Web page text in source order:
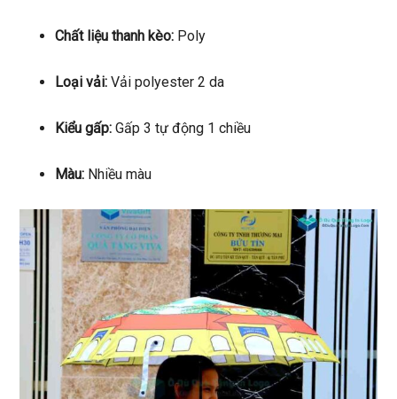
Chất liệu thanh kèo: Poly
Loại vải: Vải polyester 2 da
Kiểu gấp: Gấp 3 tự động 1 chiều
Màu: Nhiều màu